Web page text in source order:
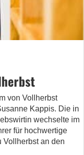
von Vollherbst
Kappis. Die in
wechselte im
für hochwertige
Vollherbst an den